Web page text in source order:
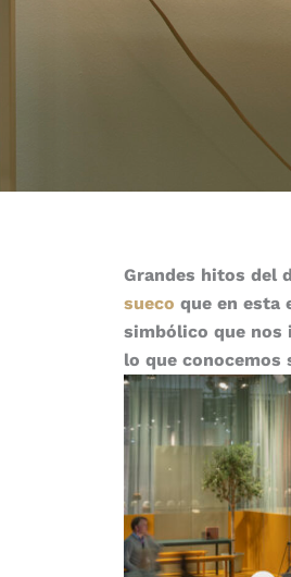
Grandes hitos del
sueco que en esta
simbólico que nos
lo que conocemos